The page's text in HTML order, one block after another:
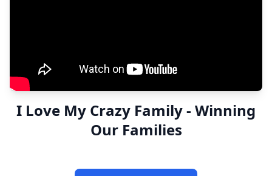
I Love My Crazy Family - Winning
Our Families